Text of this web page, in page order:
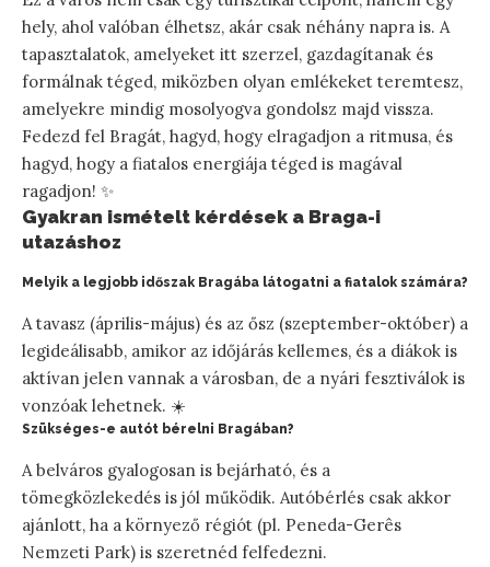
hely, ahol valóban élhetsz, akár csak néhány napra is. A
tapasztalatok, amelyeket itt szerzel, gazdagítanak és
formálnak téged, miközben olyan emlékeket teremtesz,
amelyekre mindig mosolyogva gondolsz majd vissza.
Fedezd fel Bragát, hagyd, hogy elragadjon a ritmusa, és
hagyd, hogy a fiatalos energiája téged is magával
ragadjon! ✨
Gyakran ismételt kérdések a Braga-i
utazáshoz
Melyik a legjobb időszak Bragába látogatni a fiatalok számára?
A tavasz (április-május) és az ősz (szeptember-október) a
legideálisabb, amikor az időjárás kellemes, és a diákok is
aktívan jelen vannak a városban, de a nyári fesztiválok is
vonzóak lehetnek. ☀️
Szükséges-e autót bérelni Bragában?
A belváros gyalogosan is bejárható, és a
tömegközlekedés is jól működik. Autóbérlés csak akkor
ajánlott, ha a környező régiót (pl. Peneda-Gerês
Nemzeti Park) is szeretnéd felfedezni.